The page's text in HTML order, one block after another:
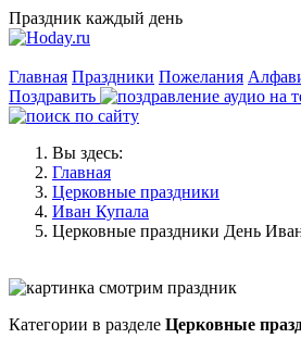
Праздник каждый день
Главная Праздники Пожелания
Поздравить
Вы здесь:
Главная
Церковные праздники
Иван Купала
Церковные праздники День
Категории в разделе Церковные